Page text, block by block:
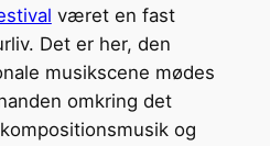
været en fast
Det er her, den
musikscene mødes
omkring det
og